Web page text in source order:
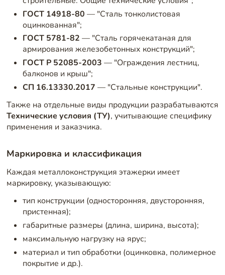
ГОСТ 14918-80 — "Сталь тонколистовая
оцинкованная";
ГОСТ 5781-82 — "Сталь горячекатаная для
армирования железобетонных конструкций";
ГОСТ Р 52085-2003 — "Ограждения лестниц,
балконов и крыш";
СП 16.13330.2017 — "Стальные конструкции".
Также на отдельные виды продукции разрабатываются
Технические условия (ТУ), учитывающие специфику
применения и заказчика.
Маркировка и классификация
Каждая металлоконструкция этажерки имеет
маркировку, указывающую:
тип конструкции (односторонняя, двусторонняя,
пристенная);
габаритные размеры (длина, ширина, высота);
максимальную нагрузку на ярус;
материал и тип обработки (оцинковка, полимерное
покрытие и др.).